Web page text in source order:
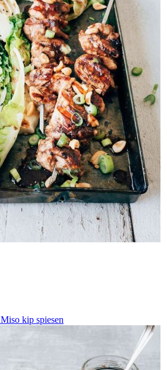
Miso kip spiesen